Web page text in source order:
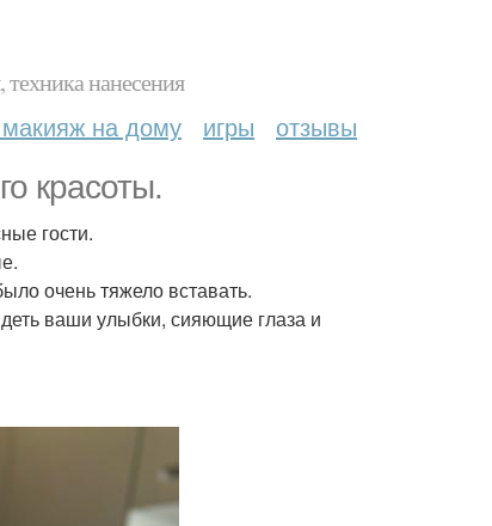
нанесения
на дому игры отзывы
красоты.
гости.
очень тяжело вставать.
ваши улыбки, сияющие глаза и